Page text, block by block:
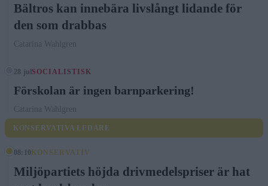
Bältros kan innebära livslångt lidande för
den som drabbas
Catarina Wahlgren
28 julSOCIALISTISK
Förskolan är ingen barnparkering!
Catarina Wahlgren
KONSERVATIVA LEDARE
08:10KONSERVATIV
Miljöpartiets höjda drivmedelspriser är hat